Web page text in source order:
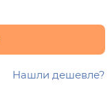
Нашли дешевле?